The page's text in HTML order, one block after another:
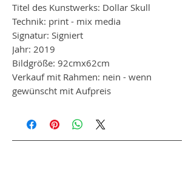
Titel des Kunstwerks: Dollar Skull
Technik: print - mix media
Signatur: Signiert
Jahr: 2019
Bildgröße: 92cmx62cm
Verkauf mit Rahmen: nein - wenn
gewünscht mit Aufpreis